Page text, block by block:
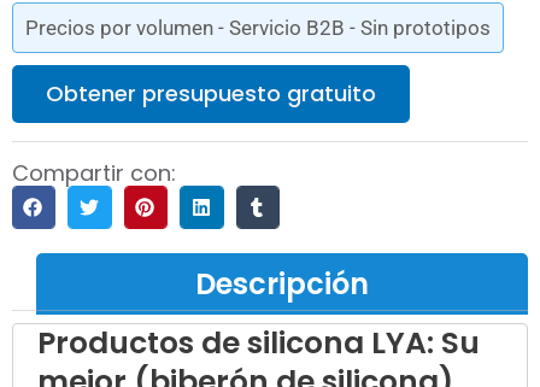
Precios por volumen - Servicio B2B - Sin prototipos
Obtener presupuesto gratuito
Compartir con:
Descripción
Productos de silicona LYA: Su